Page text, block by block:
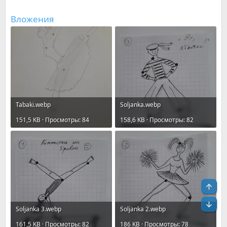
Вложения
Tabaki.webp
151,5 KB · Просмотры: 84
Soljanka.webp
158,6 KB · Просмотры: 82
Soljanka 3.webp
161,5 KB · Просмотры: 82
Soljanka 2.webp
186 KB · Просмотры: 78